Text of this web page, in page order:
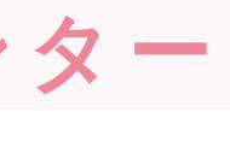
ー